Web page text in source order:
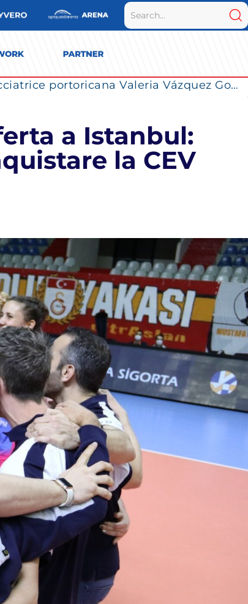
La Numia Vero Volley completa il roster: la schiacciatrice portoricana Valeria Vázquez Gomez è l’ultimo innesto di Milano per la stagione 2026/2027
a Istanbul:
la CEV